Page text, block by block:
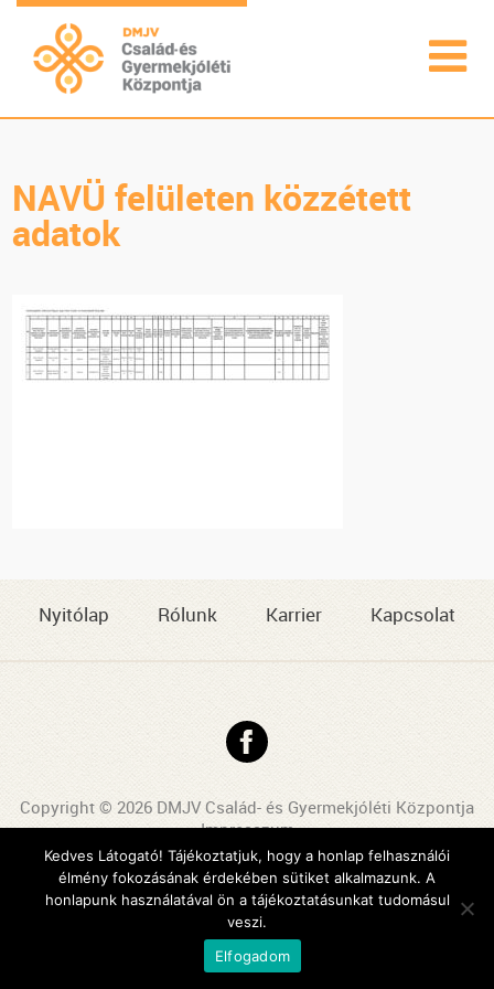
NAVÜ felületen közzétett
adatok
Nyitólap Rólunk Karrier Kapcsolat
Copyright © 2026 DMJV Család- és Gyermekjóléti Központja
Impresszum
Arculattervezés, honlaptervezés: Kreatív Vonalak
Kedves Látogató! Tájékoztatjuk, hogy a honlap felhasználói
élmény fokozásának érdekében sütiket alkalmazunk. A
honlapunk használatával ön a tájékoztatásunkat tudomásul
veszi.
Elfogadom